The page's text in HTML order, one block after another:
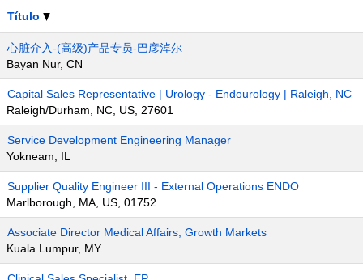
Título
心脏介入-(高级)产品专员-巴彦淖尔
Bayan Nur, CN
Capital Sales Representative | Urology - Endourology | Raleigh, NC
Raleigh/Durham, NC, US, 27601
Service Development Engineering Manager
Yokneam, IL
Supplier Quality Engineer III - External Operations ENDO
Marlborough, MA, US, 01752
Associate Director Medical Affairs, Growth Markets
Kuala Lumpur, MY